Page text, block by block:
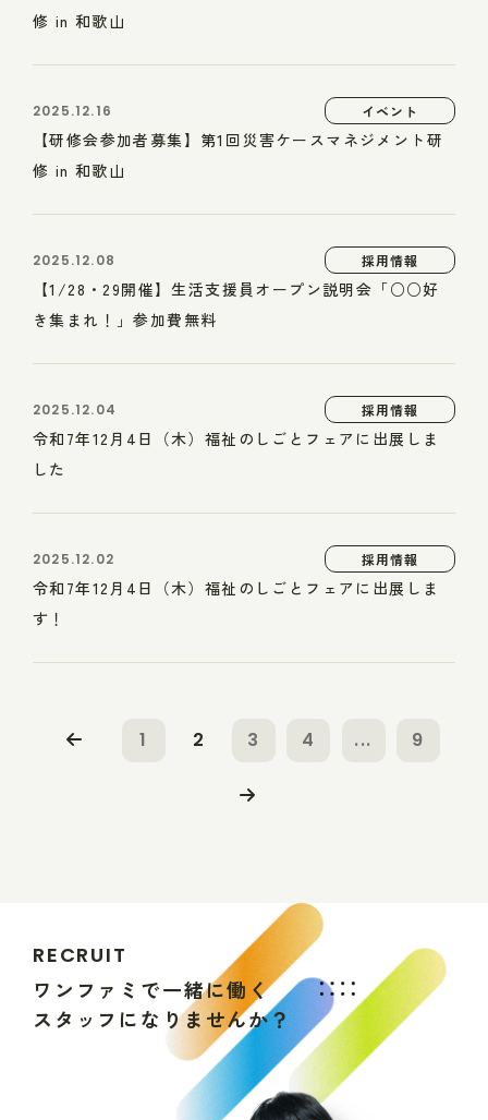
修 in 和歌山
2025.12.16 イベント
【研修会参加者募集】第1回災害ケースマネジメント研
修 in 和歌山
2025.12.08 採用情報
【1/28・29開催】生活支援員オープン説明会「○○好
き集まれ！」参加費無料
2025.12.04 採用情報
令和7年12月4日（木）福祉のしごとフェアに出展しま
した
2025.12.02 採用情報
令和7年12月4日（木）福祉のしごとフェアに出展しま
す！
1 2 3 4 ... 9
RECRUIT
ワ ン フ ァ ミ で一緒に働 く
ス タ ッ フ にな りま せんか？